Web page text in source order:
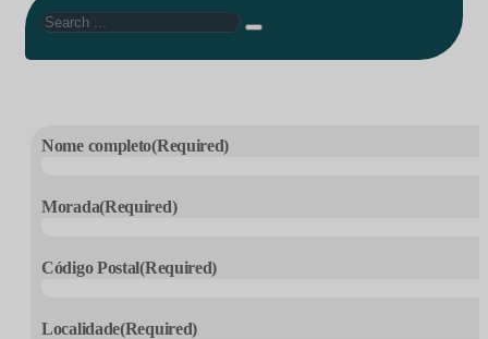
Search
Nome completo(Required)
Morada(Required)
Código Postal(Required)
Localidade(Required)